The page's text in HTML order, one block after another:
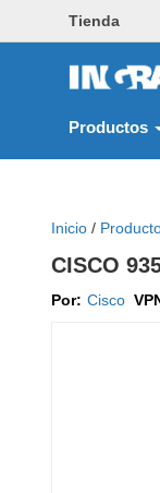
Tienda
Productos
Inicio /
CISCO
Por: Cisco